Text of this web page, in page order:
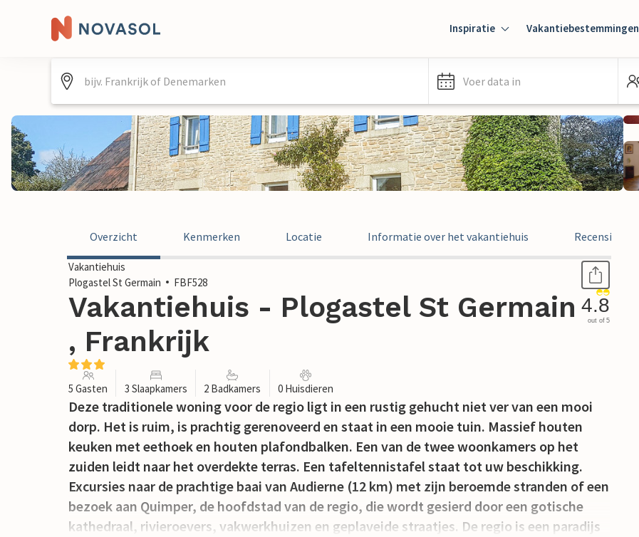
Inspiratie Vakantiebestemmingen
Voer data in
Overzicht Kenmerken Locatie Informatie over het vakantiehuis Recensies
Vakantiehuis
Plogastel St Germain
FBF528
Vakantiehuis - Plogastel St Germain
, Frankrijk
4.8
out of 5
5 Gasten 3 Slaapkamers 2 Badkamers 0 Huisdieren
Deze traditionele woning voor de regio ligt in een rustig gehucht niet ver van een mooi
dorp. Het is ruim, is prachtig gerenoveerd en staat in een mooie tuin. Massief houten
keuken met eethoek en houten plafondbalken. Een van de twee woonkamers op het
zuiden leidt naar het overdekte terras. Een tafeltennistafel staat tot uw beschikking.
Excursies naar de prachtige baai van Audierne (12 km) met zijn beroemde stranden of een
bezoek aan Quimper, de hoofdstad van de regio, die wordt gesierd door een gotische
kathedraal, rivieroevers, vakwerkhuizen en geplaveide straatjes. De regio is een paradijs